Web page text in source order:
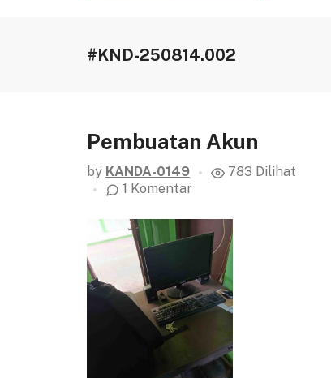
#KND-250814.002
Pembuatan Akun
by KANDA-0149
783 Dilihat
1 Komentar